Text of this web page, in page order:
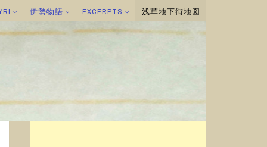
伊勢物語 EXCERPTS 浅草地下街地図